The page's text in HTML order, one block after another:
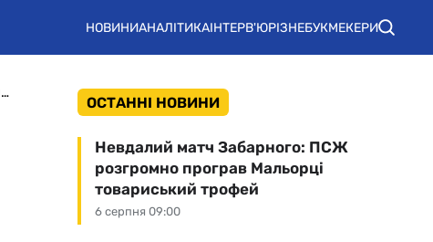
НОВИНИАНАЛІТИКАІНТЕРВ'ЮРІЗНЕБУКМЕКЕРИ
Металіст 1925 втратив очки з Епіцентром: голи Забергджі та Сидуна, асист голкіпера
ОСТАННІ НОВИНИ
6 серпня 09:00
Невдалий матч Забарного: ПСЖ
розгромно програв Мальорці
товариський трофей